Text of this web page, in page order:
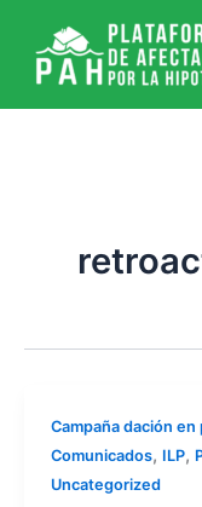
contenido
Campaña dación en
Comunicados, ILP,
Uncategorized